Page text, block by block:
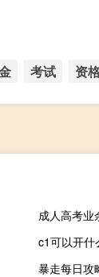
考试 资
成人高考业
c1可以开什
暴走每日攻